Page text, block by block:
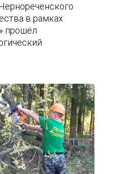
в рамках
прошёл